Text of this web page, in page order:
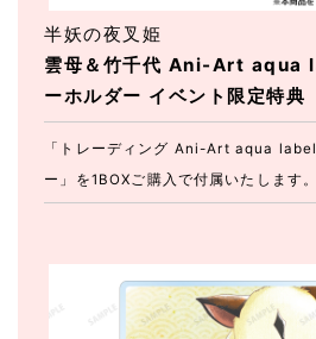
雲母＆竹千代 Ani-Art aqua
ーホルダー イベント限定特典
半妖の夜叉姫
「トレーディング Ani-Art aqua
ー」を1BOXご購入で付属いたします。